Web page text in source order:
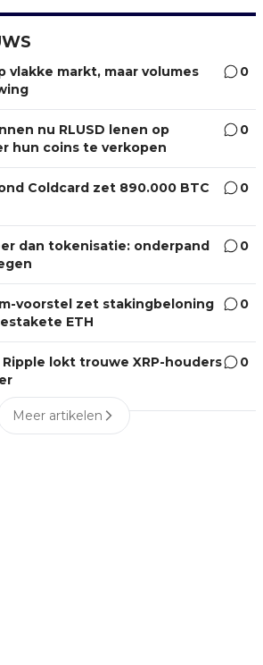
vlakke markt, maar volumes
0
nu RLUSD lenen op
hun coins te verkopen
0
Coldcard zet 890.000 BTC
0
dan tokenisatie: onderpand
0
voorstel zet stakingbeloning
ETH
0
lokt trouwe XRP-houders
0
Meer artikelen